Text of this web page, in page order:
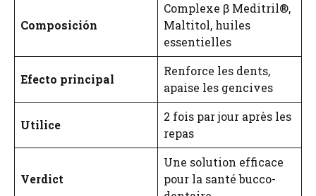
Composición
Complexe β Meditril®,
Maltitol, huiles
essentielles
Efecto principal
Renforce les dents,
apaise les gencives
Utilice
2 fois par jour après les
repas
Verdict
Une solution efficace
pour la santé bucco-